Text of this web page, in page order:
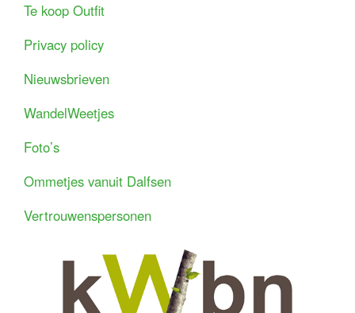
Te koop Outfit
Privacy policy
Nieuwsbrieven
WandelWeetjes
Foto’s
Ommetjes vanuit Dalfsen
Vertrouwenspersonen